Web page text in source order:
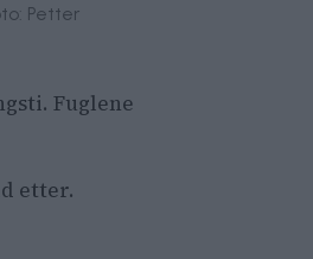
Petter
Fuglene
etter.